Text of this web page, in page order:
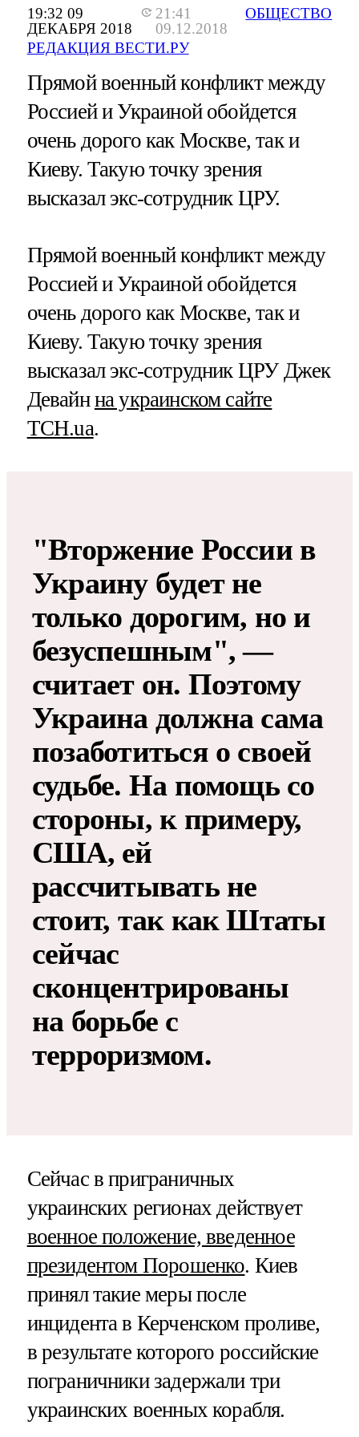
19:32 09
ДЕКАБРЯ 2018
21:41
09.12.2018
РЕДАКЦИЯ ВЕСТИ.РУ
ОБЩЕСТВО
Прямой военный конфликт между
Россией и Украиной обойдется
очень дорого как Москве, так и
Киеву. Такую точку зрения
высказал экс-сотрудник ЦРУ.
Прямой военный конфликт между
Россией и Украиной обойдется
очень дорого как Москве, так и
Киеву. Такую точку зрения
высказал экс-сотрудник ЦРУ Джек
Девайнна украинском сайте
ТСН.ua.
"Вторжение России в
Украину будет не
только дорогим, но и
безуспешным", —
считает он. Поэтому
Украина должна сама
позаботиться о своей
судьбе. На помощь со
стороны, к примеру,
США, ей
рассчитывать не
стоит, так как Штаты
сейчас
сконцентрированы
на борьбе с
терроризмом.
Сейчас в приграничных
украинских регионах действует
военное положение, введенное
президентом Порошенко. Киев
принял такие меры после
инцидента в Керченском проливе,
в результате которого российские
пограничники задержали три
украинских военных корабля.